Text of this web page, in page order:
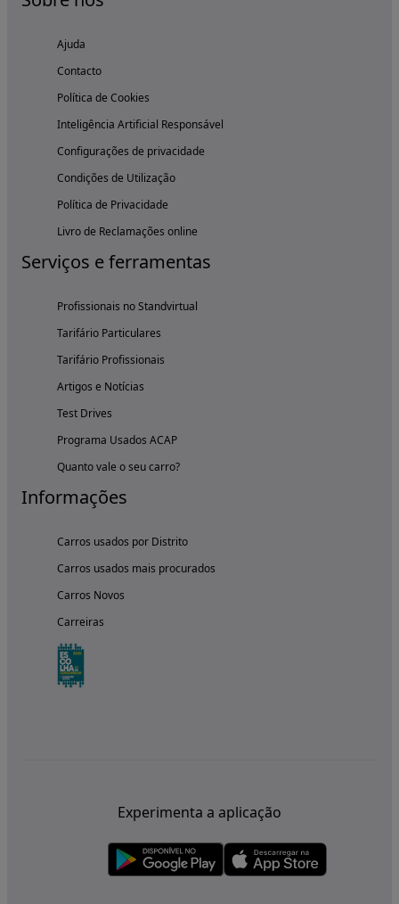
Ajuda
Contacto
Política de Cookies
Inteligência Artificial Responsável
Configurações de privacidade
Condições de Utilização
Política de Privacidade
Livro de Reclamações online
Serviços e ferramentas
Profissionais no Standvirtual
Tarifário Particulares
Tarifário Profissionais
Artigos e Notícias
Test Drives
Programa Usados ACAP
Quanto vale o seu carro?
Informações
Carros usados por Distrito
Carros usados mais procurados
Carros Novos
Carreiras
Experimenta a aplicação